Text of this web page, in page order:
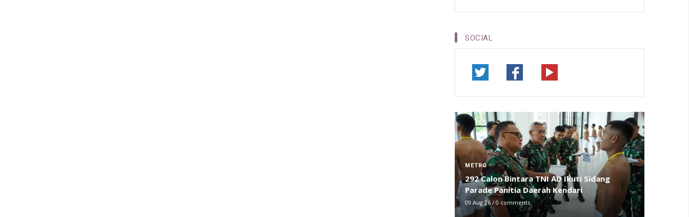
SOCIAL
METRO
292 Calon Bintara TNI AD Ikuti Sidang
Parade Panitia Daerah Kendari
09 Aug 26 / 0 comments